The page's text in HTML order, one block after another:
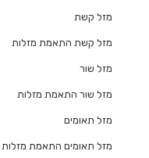
מזל קשת
מזל קשת התאמת מזלות
מזל שור
מזל שור התאמת מזלות
מזל תאומים
מזל תאומים התאמת מזלות